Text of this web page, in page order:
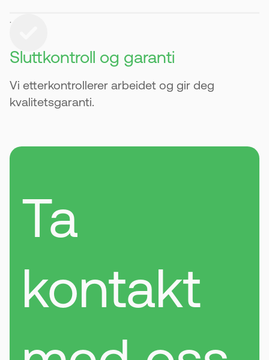
.
Sluttkontroll og garanti
Vi etterkontrollerer arbeidet og gir deg
kvalitetsgaranti.
Ta
kontakt